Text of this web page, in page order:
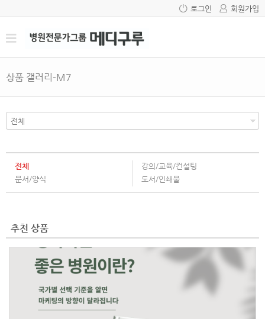
로그인 회원가입
상품 갤러리-M7
전체
강의/교육/컨설팅
문서/양식
도서/인쇄물
추천 상품